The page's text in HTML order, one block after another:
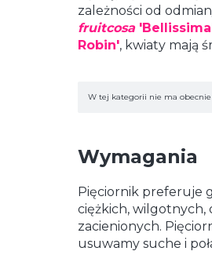
zależności od
fruitcosa
Robin', kwiaty mają
Lista
W tej kategorii nie ma
Wymagania
Pięciornik preferuje
ciężkich, wilgotnych,
zacienionych.
usuwamy suche i